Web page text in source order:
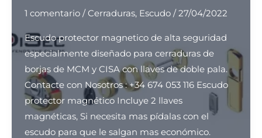
1 comentario / Cerraduras, Escudo/ 27/04/2022
Escudo protector magnetico de alta seguridad
especialmente diseñado para cerraduras de
borjas de MCM y CISA con llaves de doble pala.
Contacte con Nosotros : +34 674 053 116 Escudo
protector magnético Incluye 2 llaves
magnéticas, Si necesita mas pídalas con el
escudo para que le salgan mas económico.